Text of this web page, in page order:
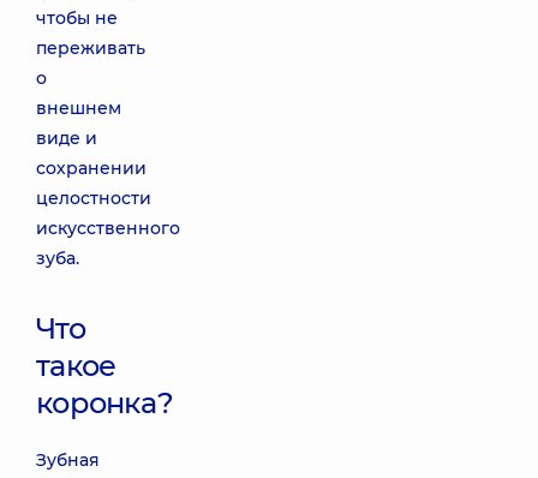
чтобы не
переживать
о
внешнем
виде и
сохранении
целостности
искусственного
зуба.
Что
такое
коронка?
Зубная